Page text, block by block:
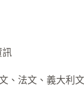
訊
、法文、義大利文